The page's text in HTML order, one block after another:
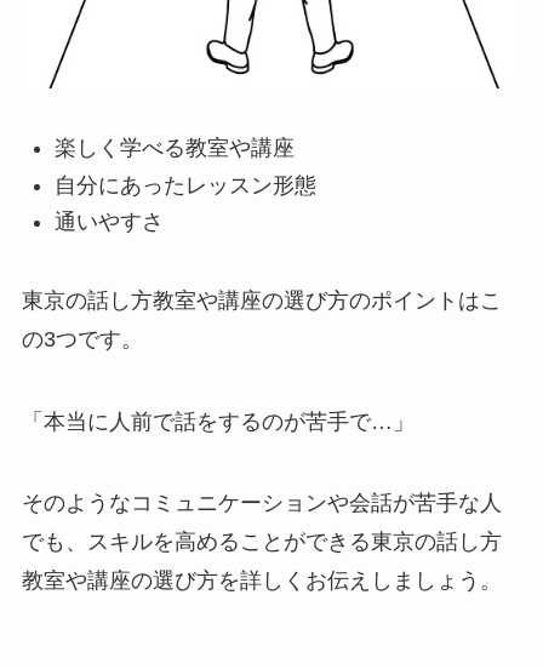
楽しく学べる教室や講座
自分にあったレッスン形態
通いやすさ
東京の話し方教室や講座の選び方のポイントはこ
の3つです。
「本当に人前で話をするのが苦手で…」
そのようなコミュニケーションや会話が苦手な人
でも、スキルを高めることができる東京の話し方
教室や講座の選び方を詳しくお伝えしましょう。